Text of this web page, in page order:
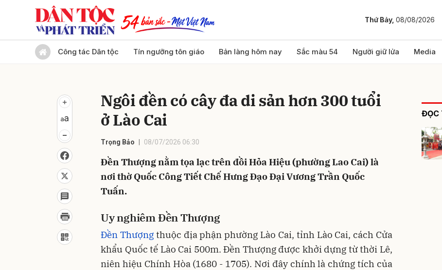
Thứ Bảy, 08/08/2026
Công tác Dân tộc Tín ngưỡng tôn giáo Bản làng hôm nay Sắc màu 54 Người giữ lửa Media
Ngôi đền có cây đa di sản hơn 300 tuổi
ở Lào Cai
Trọng Bảo 08/07/2026 06:30
Đền Thượng nằm tọa lạc trên đồi Hỏa Hiệu (phường Lao Cai) là
nơi thờ Quốc Công Tiết Chế Hưng Đạo Đại Vương Trần Quốc
Tuấn.
Uy nghiêm Đền Thượng
Đền Thượngthuộc địa phận phường Lào Cai, tỉnh Lào Cai, cách Cửa
khẩu Quốc tế Lào Cai 500m. Đền Thượng được khởi dựng từ thời Lê,
niên hiệu Chính Hòa (1680 - 1705). Nơi đây chính là chứng tích của
ĐỌC
Gửi bình luận